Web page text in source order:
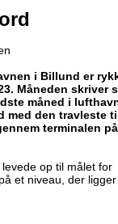
i Billund er
Måneden skriver
måned i
med den travleste
terminalen
op til målet for
et niveau, der